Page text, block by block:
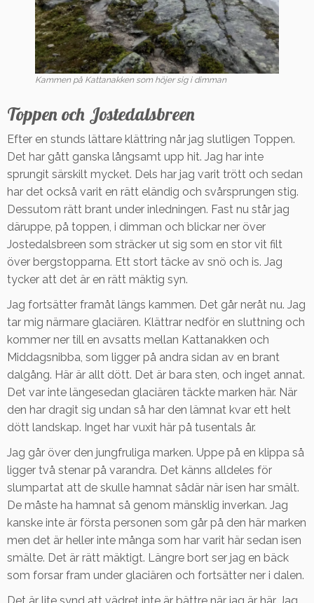
Kammen på Kattanakken som höjer sig i dimman
Toppen och Jostedalsbreen
Efter en stunds lättare klättring når jag slutligen Toppen.
Det har gått ganska långsamt upp hit. Jag har inte
sprungit särskilt mycket. Dels har jag varit trött och sedan
har det också varit en rätt eländig och svårsprungen stig.
Dessutom rätt brant under inledningen. Fast nu står jag
däruppe, på toppen, i dimman och blickar ner över
Jostedalsbreen som sträcker ut sig som en stor vit filt
över bergstopparna. Ett stort täcke av snö och is. Jag
tycker att det är en rätt mäktig syn.
Jag fortsätter framåt längs kammen. Det går neråt nu. Jag
tar mig närmare glaciären. Klättrar nedför en sluttning och
kommer ner till en avsatts mellan Kattanakken och
Middagsnibba, som ligger på andra sidan av en brant
dalgång. Här är allt dött. Det är bara sten, och inget annat.
Det var inte längesedan glaciären täckte marken här. När
den har dragit sig undan så har den lämnat kvar ett helt
dött landskap. Inget har vuxit här på tusentals år.
Jag går över den jungfruliga marken. Uppe på en klippa så
ligger två stenar på varandra. Det känns alldeles för
slumpartat att de skulle hamnat sådär när isen har smält.
De måste ha hamnat så genom mänsklig inverkan. Jag
kanske inte är första personen som går på den här marken
men det är heller inte många som har varit här sedan isen
smälte. Det är rätt mäktigt. Längre bort ser jag en bäck
som forsar fram under glaciären och fortsätter ner i dalen.